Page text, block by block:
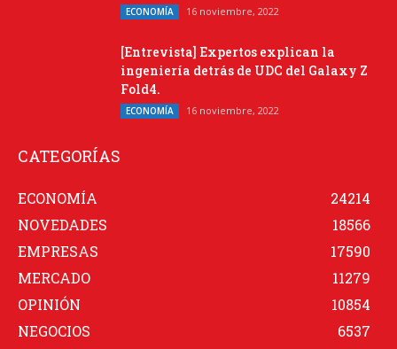
ECONOMÍA 16 noviembre, 2022
[Entrevista] Expertos explican la
ingeniería detrás de UDC del Galaxy Z
Fold4.
ECONOMÍA 16 noviembre, 2022
CATEGORÍAS
ECONOMÍA
24214
NOVEDADES
18566
EMPRESAS
17590
MERCADO
11279
OPINIÓN
10854
NEGOCIOS
6537